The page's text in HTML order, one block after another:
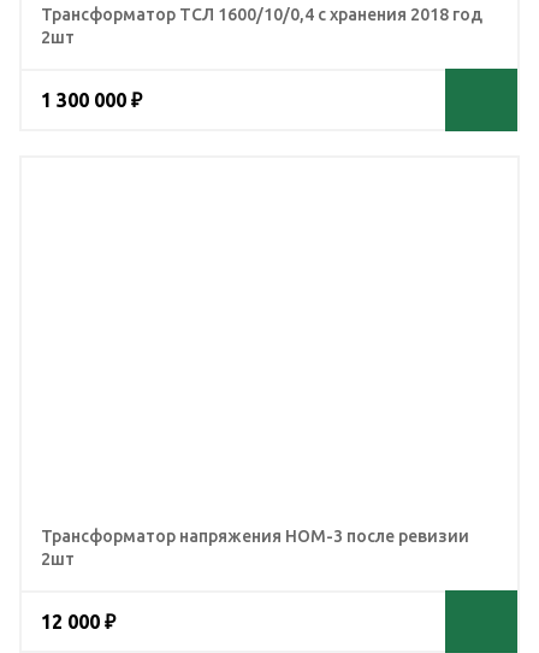
Трансформатор ТСЛ 1600/10/0,4 с хранения 2018 год
2шт
1 300 000 ₽
Трансформатор напряжения НОМ-3 после ревизии
2шт
12 000 ₽